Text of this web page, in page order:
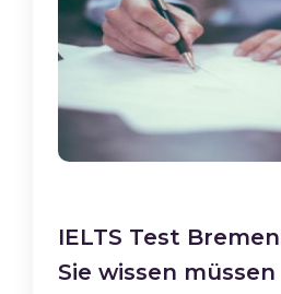
IELTS Test
Sie wissen müssen